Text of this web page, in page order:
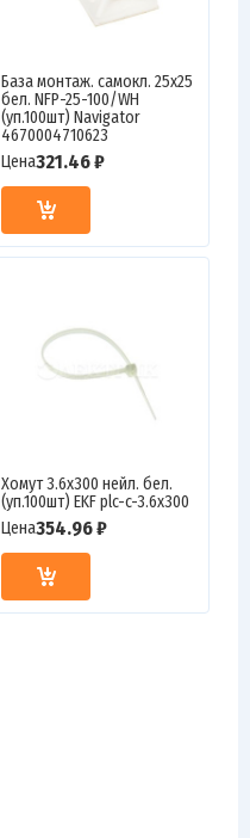
База монтаж. самокл. 25х25
бел. NFP-25-100/WH
(уп.100шт) Navigator
4670004710623
Цена321.46 ₽
Хомут 3.6х300 нейл. бел.
(уп.100шт) EKF plc-c-3.6x300
Цена354.96 ₽